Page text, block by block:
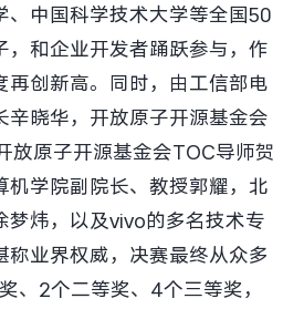
X300s
S50
Y60
vivo Pad6 Pro
vivo TWS 5e
、中国科学技术大学等全国50
，和企业开发者踊跃参与，作
再创新高。同时，由工信部电
辛晓华，开放原子开源基金会
放原子开源基金会TOC导师贺
机学院副院长、教授郭耀，北
梦炜，以及vivo的多名技术专
称业界权威，决赛最终从众多
、2个二等奖、4个三等奖，